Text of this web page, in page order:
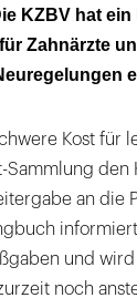
KZBV hat
Zahnärzte
Kost für
Sammlung den
an die
und
noch